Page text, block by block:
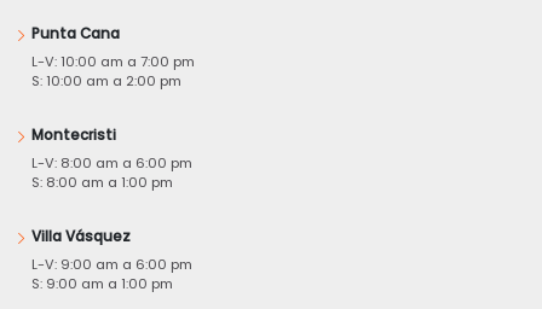
Punta Cana
L-V: 10:00 am a 7:00 pm
S: 10:00 am a 2:00 pm
Montecristi
L-V: 8:00 am a 6:00 pm
S: 8:00 am a 1:00 pm
Villa Vásquez
L-V: 9:00 am a 6:00 pm
S: 9:00 am a 1:00 pm